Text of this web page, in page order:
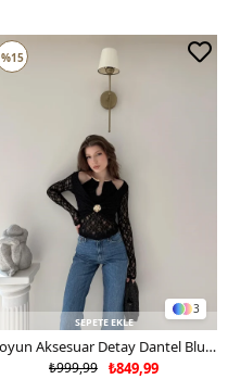
3
SEPETE EKLE
Boyun Aksesuar Detay Dantel Bluz Siyah 2112
₺849,99
₺999,99
%15